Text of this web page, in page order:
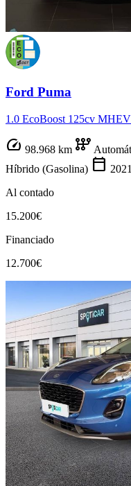
Ford Puma
1.0 EcoBoost 125cv
speed 98.968 km auto_transmission
Híbrido (Gasolina) calendar_today 2021
Al contado
15.200€
Financiado
12.700€